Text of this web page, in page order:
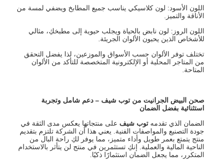
اللون الأسود: لون كلاسيكي يناسب جميع المطابخ ويضفي لمسة من
الأناقة والتميز.
اللون الروز: لون نابض بالحياة ويجلب حيوية إلى مطبخكِ، مثالي
للأشخاص الذين يحبون الألوان الجريئة.
تختلف توفر الألوان حسب الأسواق والموزعين، لذا يفضل التحقق
من المتاجر المحلية أو الإلكترونية المتخصصة للتأكد من الألوان
المتاحة.
صحن البيض الجرانيت من توب شيف–دعم شامل وتجربة
استثنائية بفضل الضمان
الضمان الذي تقدمهتوب شيف على منتجاتها يعكس مدى الثقة في
جودة التصنيع والمواصفات الفنية. يعني هذا أن الشركة تلتزم بتقديم
منتج يتمتع بعمر طويل وأداء متميز، مما يوفر لكِ راحة البال من
الناحية المالية والعملية. إنكِ تستثمرين في منتج لن يتأثر بالاستخدام
المتكرر، مما يجعل الضمان استثمارًا ذكيًا.